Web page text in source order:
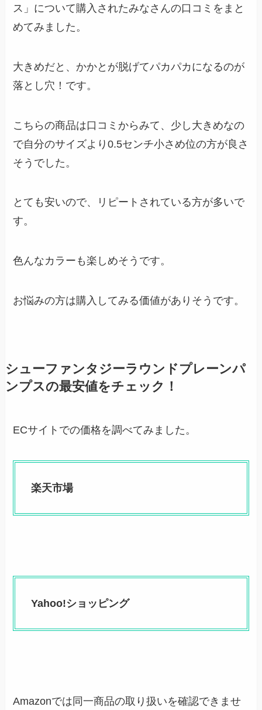
ス」について購入されたみなさんの口コミをまと
めてみました。
大きめだと、かかとが脱げてパカパカになるのが
落とし穴！です。
こちらの商品は口コミからみて、少し大きめなの
で自分のサイズより0.5センチ小さめ位の方が良さ
そうでした。
とても安いので、リピートされている方が多いで
す。
色んなカラーも楽しめそうです。
お悩みの方は購入してみる価値がありそうです。
シューファンタジーラウンドプレーンパ
ンプスの最安値をチェック！
ECサイトでの価格を調べてみました。
楽天市場
Yahoo!ショッピング
Amazonでは同一商品の取り扱いを確認できませ